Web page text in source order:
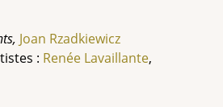
Joan Rzadkiewicz
: Renée Lavaillante,